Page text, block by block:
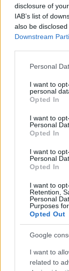
disclosure of
IAB’s list of
also be
Downstream
Please note that
not limited to
grant or deny
use your data
consent section.
Personal
I want to
personal
Opted In
I want to
Personal
Opted In
I want to
Personal
Opted In
I want to
Retention,
Personal
Purposes
Opted Out
Google
I want to
related to
Continua
PEOPLE NEWS
Tai chi a